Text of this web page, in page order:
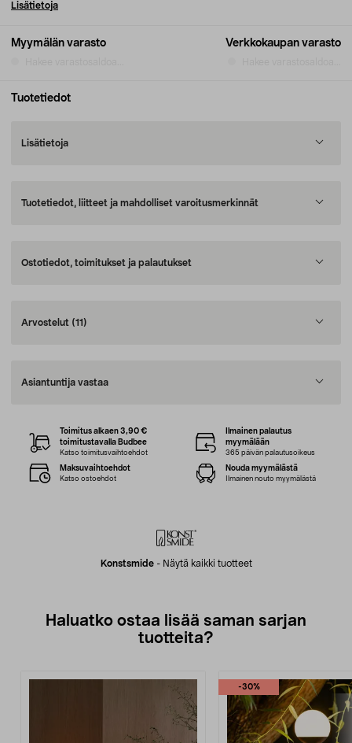
Myymälän varasto Verkkokaupan varasto
Lisätietoja
Tuotetiedot
Lisätietoja
Tuotetiedot, liitteet ja mahdolliset varoitusmerkinnät
Ostotiedot, toimitukset ja palautukset
Arvostelut (11)
Asiantuntija vastaa
Konstsmide- Näytä kaikki tuotteet
Toimitus alkaen 3,90 €
toimitustavalla Budbee
Katso toimitusvaihtoehdot
Ilmainen palautus
myymälään
365 päivän palautusoikeus
Maksuvaihtoehdot
Katso ostoehdot
Nouda myymälästä
Ilmainen nouto myymälästä
Haluatko ostaa lisää saman sarjan
tuotteita?
-30%